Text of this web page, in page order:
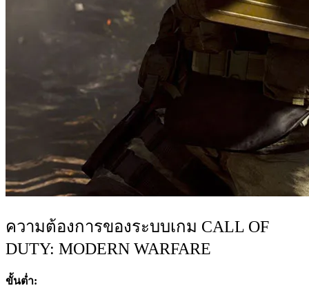
ความต้องการของระบบเกม CALL OF
DUTY: MODERN WARFARE
ขั้นต่ำ: